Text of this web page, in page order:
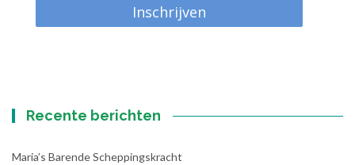
Inschrijven
Recente berichten
Maria’s Barende Scheppingskracht